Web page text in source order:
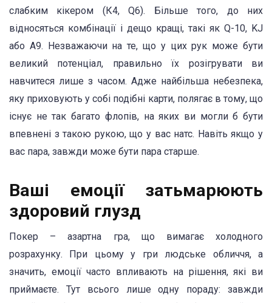
слабким кікером (К4, Q6). Більше того, до них
відносяться комбінації і дещо кращі, такі як Q-10, KJ
або А9. Незважаючи на те, що у цих рук може бути
великий потенціал, правильно їх розігрувати ви
навчитеся лише з часом. Адже найбільша небезпека,
яку приховують у собі подібні карти, полягає в тому, що
існує не так багато флопів, на яких ви могли б бути
впевнені з такою рукою, що у вас натс. Навіть якщо у
вас пара, завжди може бути пара старше.
Ваші емоції затьмарюють
здоровий глузд
Покер – азартна гра, що вимагає холодного
розрахунку. При цьому у гри людське обличчя, а
значить, емоції часто впливають на рішення, які ви
приймаєте. Тут всього лише одну пораду: завжди